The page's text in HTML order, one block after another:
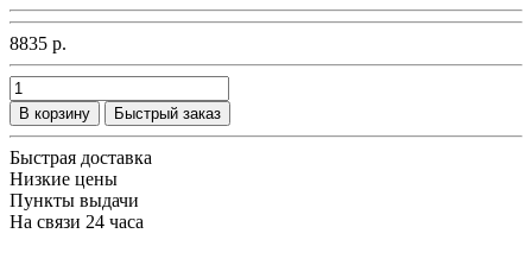
8835 р.
В корзину Быстрый заказ
Быстрая доставка
Низкие цены
Пункты выдачи
На связи 24 часа